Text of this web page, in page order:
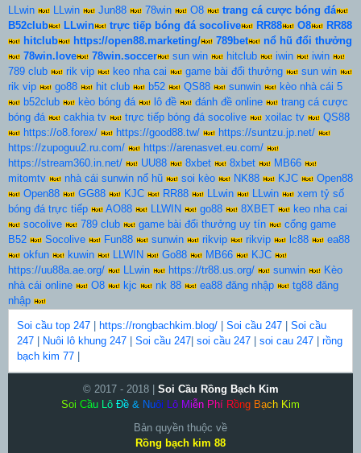
LLwin
LLwin Jun88 78win O8
trang cá cược bóng đá
B52club
LLwin trực tiếp bóng đá socolive RR88 O8
RR88
hitclub
https://open88.marketing/ 789bet
nổ hũ đổi thưởng
78win.love
78win.soccer sun win hitclub iwin
iwin
789 club
rik vip keo nha cai game bài đổi thưởng
sun win
rik vip
go88 hit club b52 QS88 sunwin
kèo nhà cái 5
b52club
kèo bóng đá lô đề đánh đề online
trang cá cược
bóng đá
cakhia tv trực tiếp bóng đá socolive xoilac tv
QS88
https://o8.forex/
https://good88.tw/
https://suntzu.jp.net/
https://zupoguu2.ru.com/
https://arenasvet.eu.com/
https://stream360.in.net/
UU88 8xbet 8xbet
MB66
mitomtv
nhà cái sunwin nổ hũ soi kèo NK88 KJC
Open88
Open88
GG88 KJC RR88 LLwin LLwin
xem tỷ số
bóng đá trực tiếp
AO88 LLWIN go88 8XBET
keo nha cai
socolive
789 club game bài đổi thưởng uy tín
cổng game
B52
Socolive Fun88 sunwin rikvip rikvip lc88
ea88
okfun
kuwin LLWIN Go88 MB66
KJC
https://uu88a.ae.org/
LLwin https://tr88.us.org/ sunwin
Kèo
nhà cái online
O8 kjc nk 88 ea88 đăng nhập
tg88 đăng
nhập
Soi cầu top 247 https://rongbachkim.blog/ Soi cầu 247
Soi cầu
247
Nuôi lô khung 247 Soi cầu 247 soi cầu 247 soi cau 247
rồng
bạch kim 77
© 2017 - 2018 | Soi Cầu Rồng Bạch Kim
Soi Cầu Lô Đề & Nuôi Lô Miễn P hí Rồng Bạc h Kim
Bản quyền thuộc về
Rồng bạch kim 88